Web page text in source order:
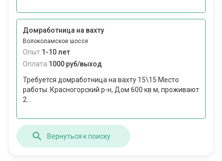
Домработница на вахту
Волоколамское шоссе
Опыт:1-10 лет
Оплата:1000 руб/выход
Требуется домработница на вахту 15\15 Место
работы: Красногорский р-н, Дом 600 кв м, проживают
2...
Вернуться к поиску